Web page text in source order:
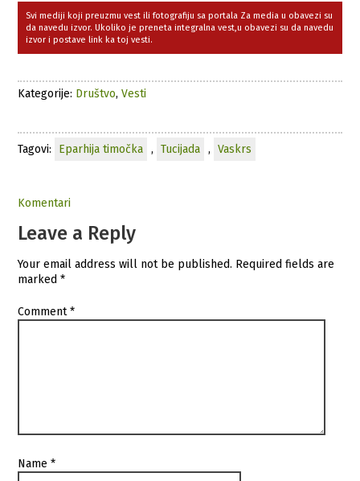
Svi mediji koji preuzmu vest ili fotografiju sa portala Za media u obavezi su
da navedu izvor. Ukoliko je preneta integralna vest,u obavezi su da navedu
izvor i postave link ka toj vesti.
Kategorije: Društvo,Vesti
Tagovi: Eparhija timočka , Tucijada , Vaskrs
Komentari
Leave a Reply
Your email address will not be published. Required fields are
marked*
Comment*
Name*